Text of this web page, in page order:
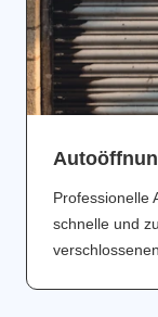
Professionelle
schnelle und